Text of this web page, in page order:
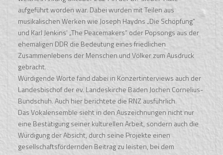
aufgeführt worden war. Dabei wurden mit Teilen aus
musikalischen Werken wie Joseph Haydns „Die Schöpfung“
und Karl Jenkins‘ „The Peacemakers“ oder Popsongs aus der
ehemaligen DDR die Bedeutung eines friedlichen
Zusammenlebens der Menschen und Völker zum Ausdruck
gebracht.
Würdigende Worte fand dabei in Konzertinterviews auch der
Landesbischof der ev. Landeskirche Baden Jochen Cornelius-
Bundschuh. Auch hier berichtete die RNZ ausführlich.
Das Vokalensemble sieht in den Auszeichnungen nicht nur
eine Bestätigung seiner kulturellen Arbeit, sondern auch die
Würdigung der Absicht, durch seine Projekte einen
gesellschaftsfördernden Beitrag zu leisten, bei dem